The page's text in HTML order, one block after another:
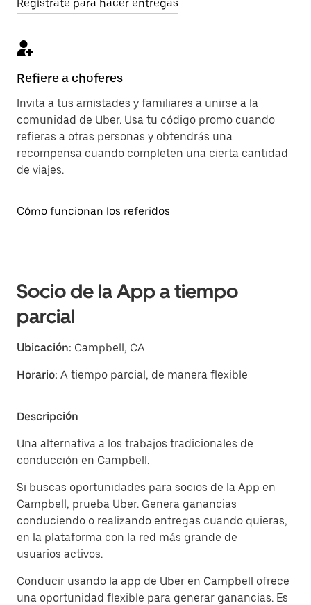
Regístrate para hacer entregas
Refiere a choferes
Invita a tus amistades y familiares a unirse a la
comunidad de Uber. Usa tu código promo cuando
refieras a otras personas y obtendrás una
recompensa cuando completen una cierta cantidad
de viajes.
Cómo funcionan los referidos
Socio de la App a tiempo
parcial
Ubicación: Campbell, CA
Horario: A tiempo parcial, de manera flexible
Descripción
Una alternativa a los trabajos tradicionales de
conducción en Campbell.
Si buscas oportunidades para socios de la App en
Campbell, prueba Uber. Genera ganancias
conduciendo o realizando entregas cuando quieras,
en la plataforma con la red más grande de
usuarios activos.
Conducir usando la app de Uber en Campbell ofrece
una oportunidad flexible para generar ganancias. Es